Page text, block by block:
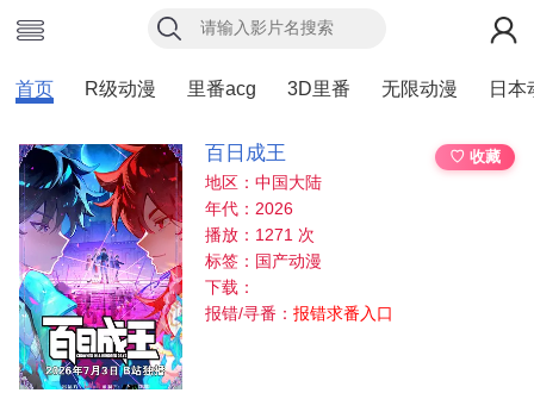
首页 R级动漫 里番acg 3D里番 无限动漫 日本
百日成王
♡ 收藏
地区：中国大陆
年代：2026
播放：1271 次
标签：国产动漫
下载：
报错/寻番：报错求番入口